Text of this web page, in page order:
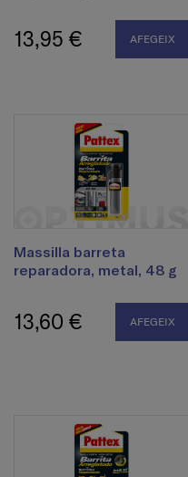
13,95 € AFEGEIX
Massilla barreta
reparadora, metal, 48 g
13,60 € AFEGEIX